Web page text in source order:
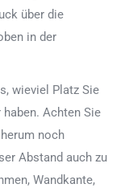
über die
in der
wieviel Platz Sie
haben. Achten Sie
noch
Abstand auch zu
Wandkante,